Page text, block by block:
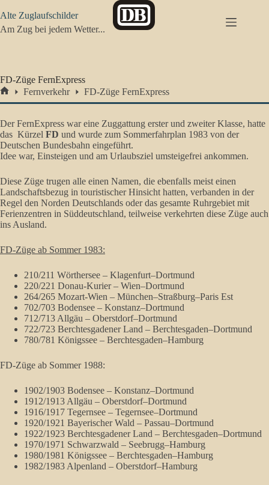
Inhalt
springen
Alte Zuglaufschilder
Am Zug bei jedem Wetter...
FD-Züge FernExpress
Start
Fernverkehr FD-Züge FernExpress
Der FernExpress war eine Zuggattung erster und zweiter Klasse, hatte
das Kürzel FD und wurde zum Sommerfahrplan 1983 von der
Deutschen Bundesbahn eingeführt.
Idee war, Einsteigen und am Urlaubsziel umsteigefrei ankommen.
Diese Züge trugen alle einen Namen, die ebenfalls meist einen
Landschaftsbezug in touristischer Hinsicht hatten, verbanden in der
Regel den Norden Deutschlands oder das gesamte Ruhrgebiet mit
Ferienzentren in Süddeutschland, teilweise verkehrten diese Züge auch
ins Ausland.
FD-Züge ab Sommer 1983:
210/211 Wörthersee – Klagenfurt–Dortmund
220/221 Donau-Kurier – Wien–Dortmund
264/265 Mozart-Wien – München–Straßburg–Paris Est
702/703 Bodensee – Konstanz–Dortmund
712/713 Allgäu – Oberstdorf–Dortmund
722/723 Berchtesgadener Land – Berchtesgaden–Dortmund
780/781 Königssee – Berchtesgaden–Hamburg
FD-Züge ab Sommer 1988:
1902/1903 Bodensee – Konstanz–Dortmund
1912/1913 Allgäu – Oberstdorf–Dortmund
1916/1917 Tegernsee – Tegernsee–Dortmund
1920/1921 Bayerischer Wald – Passau–Dortmund
1922/1923 Berchtesgadener Land – Berchtesgaden–Dortmund
1970/1971 Schwarzwald – Seebrugg–Hamburg
1980/1981 Königssee – Berchtesgaden–Hamburg
1982/1983 Alpenland – Oberstdorf–Hamburg